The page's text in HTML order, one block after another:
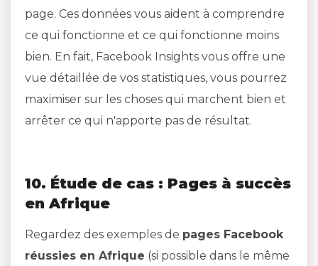
page. Ces données vous aident à comprendre
ce qui fonctionne et ce qui fonctionne moins
bien. En fait, Facebook Insights vous offre une
vue détaillée de vos statistiques, vous pourrez
maximiser sur les choses qui marchent bien et
arrêter ce qui n'apporte pas de résultat.
10. Étude de cas : Pages à succès
en Afrique
Regardez des exemples de pages Facebook
réussies en Afrique (si possible dans le même